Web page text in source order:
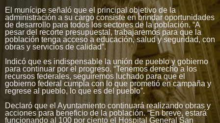
El munícipe señaló que el principal objetivo de la
administración a su cargo consiste en brindar oportunidades
de desarrollo para todos los sectores de la población. “A
pesar del recorte presupuestal, trabajaremos para que la
población tenga acceso a educación, salud y seguridad, con
obras y servicios de calidad”.
Indicó que es indispensable la unión de pueblo y gobierno
para continuar por el progreso. “Tenemos derecho a los
recursos federales, seguiremos luchado para que el
gobierno federal cumpla con lo que prometió en campaña y
regrese al pueblo, lo que es del pueblo”.
Declaró que el Ayuntamiento continuará realizando obras y
acciones para beneficio de la población. “En breve, estará
funcionando al 100 por ciento el Hospital General San